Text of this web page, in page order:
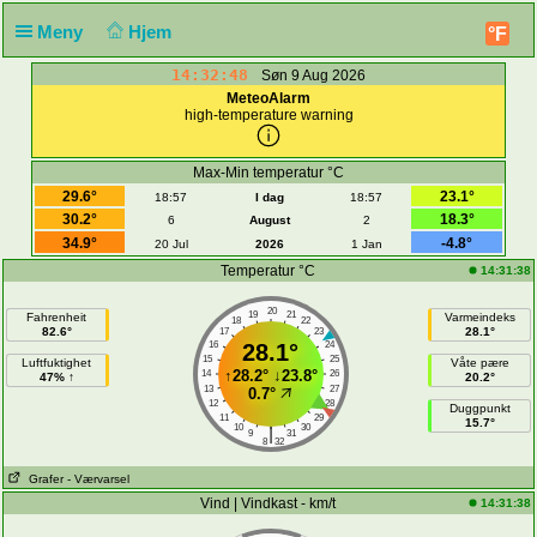
Meny Hjem °F
14:32:48
Søn 9 Aug 2026
MeteoAlarm
high-temperature warning
Max-Min temperatur °C
29.6°
18:57 I dag 18:57
23.1°
30.2°
6 August 2
18.3°
34.9°
20 Jul 2026 1 Jan
-4.8°
Temperatur °C
14:31:38
Fahrenheit
82.6°
Luftfuktighet
47% ↑
20
19 21
18
22
17
23
16
24
15
25
14
26
13
27
12
28
11
29
10
30
9 31
|
8 32
28.1°
↑28.2°↓23.8°
0.7°
Varmeindeks
28.1°
Våte pære
20.2°
Duggpunkt
15.7°
Grafer - Værvarsel
Vind | Vindkast - km/t 14:31:38